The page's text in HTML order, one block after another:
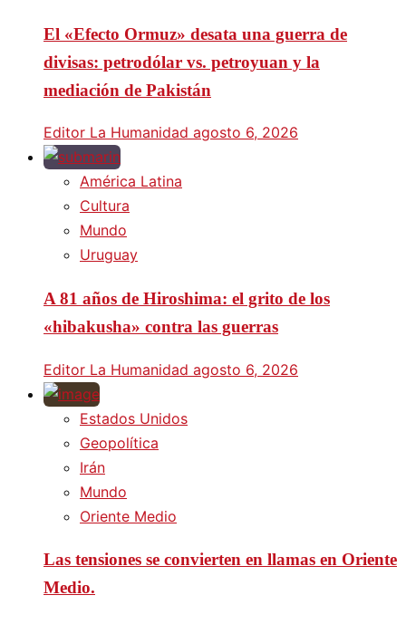
El «Efecto Ormuz» desata una guerra de
divisas: petrodólar vs. petroyuan y la
mediación de Pakistán
Editor La Humanidad agosto 6, 2026
América Latina
Cultura
Mundo
Uruguay
A 81 años de Hiroshima: el grito de los
«hibakusha» contra las guerras
Editor La Humanidad agosto 6, 2026
Estados Unidos
Geopolítica
Irán
Mundo
Oriente Medio
Las tensiones se convierten en llamas en Oriente
Medio.